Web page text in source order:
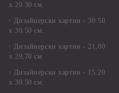
х 20.30 см.
Дизайнерски хартии - 30.50
х 30.50 см.
Дизайнерски хартии - 21,00
х 29,70 см
Дизайнерски хартии - 15.20
x 30.50 см.